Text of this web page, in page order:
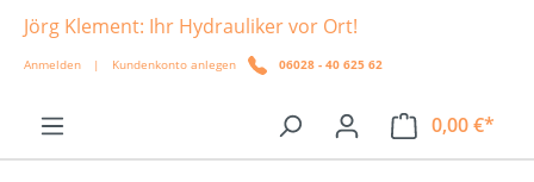
springen
Jörg Klement: Ihr Hydrauliker vor Ort!
Anmelden | Kundenkonto anlegen 06028 - 40 625 62
0,00 €*